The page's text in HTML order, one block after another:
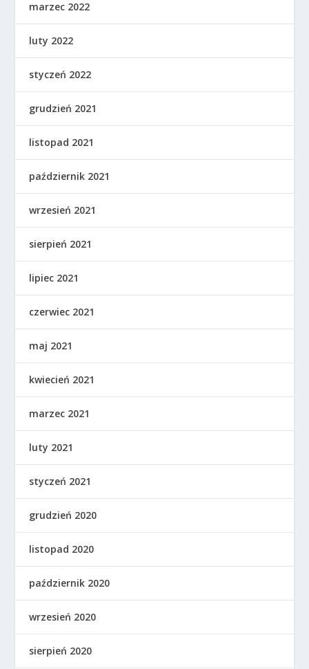
marzec 2022
luty 2022
styczeń 2022
grudzień 2021
listopad 2021
październik 2021
wrzesień 2021
sierpień 2021
lipiec 2021
czerwiec 2021
maj 2021
kwiecień 2021
marzec 2021
luty 2021
styczeń 2021
grudzień 2020
listopad 2020
październik 2020
wrzesień 2020
sierpień 2020